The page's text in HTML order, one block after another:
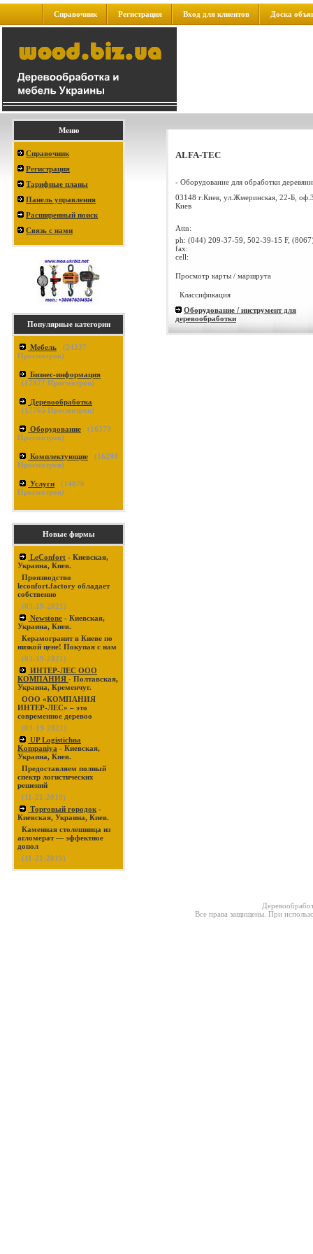
Справочник Регистрация Вход для клиентов Доска
Меню
Справочник
Регистрация
Тарифные планы
Панель управления
Расширенный поиск
Связь с нами
Популярные категории
Мебель (24237
Просмотров)
Бизнес-информация
(17877 Просмотров)
Деревообработка
(17765 Просмотров)
Оборудование (16373
Просмотров)
Комплектующие (16290
Просмотров)
Услуги (14870
Просмотров)
Новые фирмы
LeConfort - Киевская,
Украина, Киев.
Производство
leconfort.factory обладает
собственно
(03-19-2021)
Newstone - Киевская,
Украина, Киев.
Керамогранит в Киеве по
низкой цене! Покупая с нам
(03-19-2021)
ИНТЕР-ЛЕС ООО
КОМПАНИЯ - Полтавская,
Украина, Кременчуг.
ООО «КОМПАНИЯ
ИНТЕР-ЛЕС» – это
современное деревоо
(03-19-2021)
UP Logistichna
Kompaniya - Киевская,
Украина, Киев.
Предоставляем полный
спектр логистических
решений
(11-21-2019)
Торговый городок -
Киевская, Украина, Киев.
Каменная столешница из
агломерат — эффектное
допол
(11-21-2019)
ALFA-TEC
- Оборудование для обработки
03148 г.Киев, ул.Жмеринская, 22-Б,
Киев
Attn:
ph: (044) 209-37-59, 502-39-15 F,
fax:
cell:
Просмотр карты / маршрута
Классификация
Оборудование / инструмент для
деревообработки
Все права защищены. При